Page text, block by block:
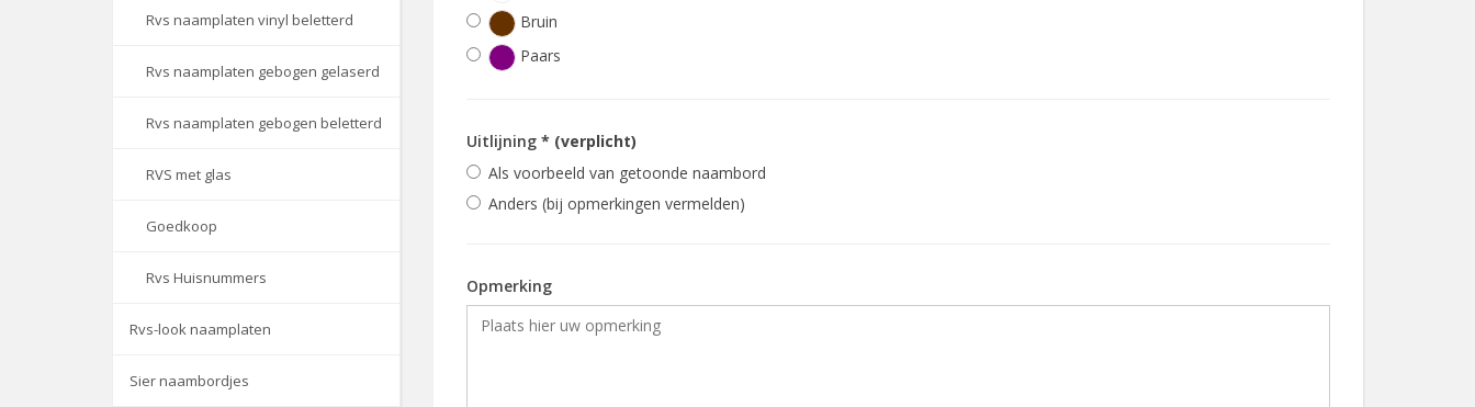
Rvs naamplaten vinyl beletterd
Rvs naamplaten gebogen gelaserd
Rvs naamplaten gebogen beletterd
RVS met glas
Goedkoop
Rvs Huisnummers
Rvs-look naamplaten
Sier naambordjes
Bruin
Paars
Uitlijning * (verplicht)
Als voorbeeld van getoonde naambord
Anders (bij opmerkingen vermelden)
Opmerking